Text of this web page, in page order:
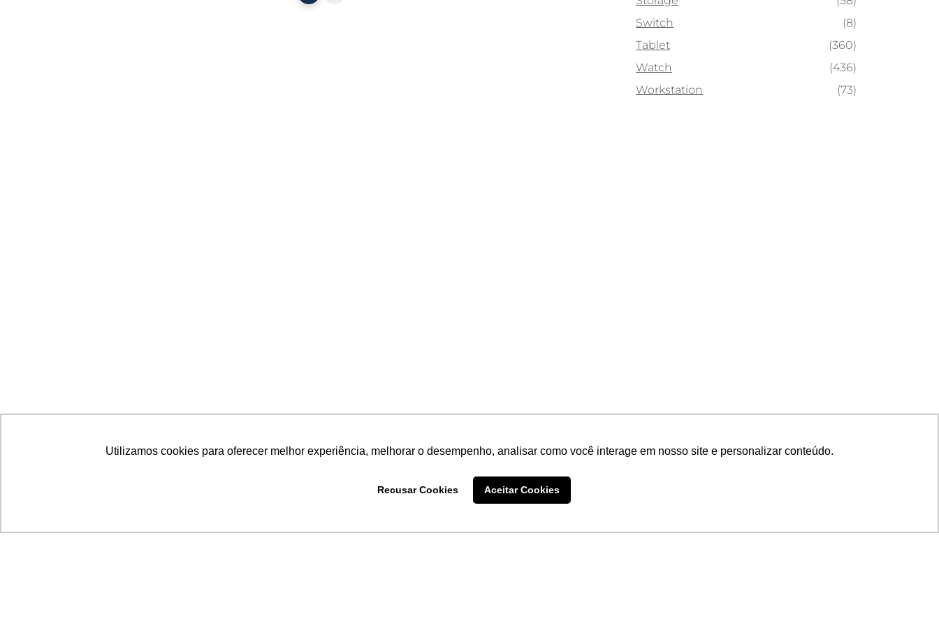
Utilizamos cookies para oferecer melhor experiência, melhorar o desempenho, analisar como você interage em nosso site e personalizar conteúdo.
Recusar Cookies Aceitar Cookies
Switch
(8)
Tablet
(360)
Watch
(436)
Workstation
(73)